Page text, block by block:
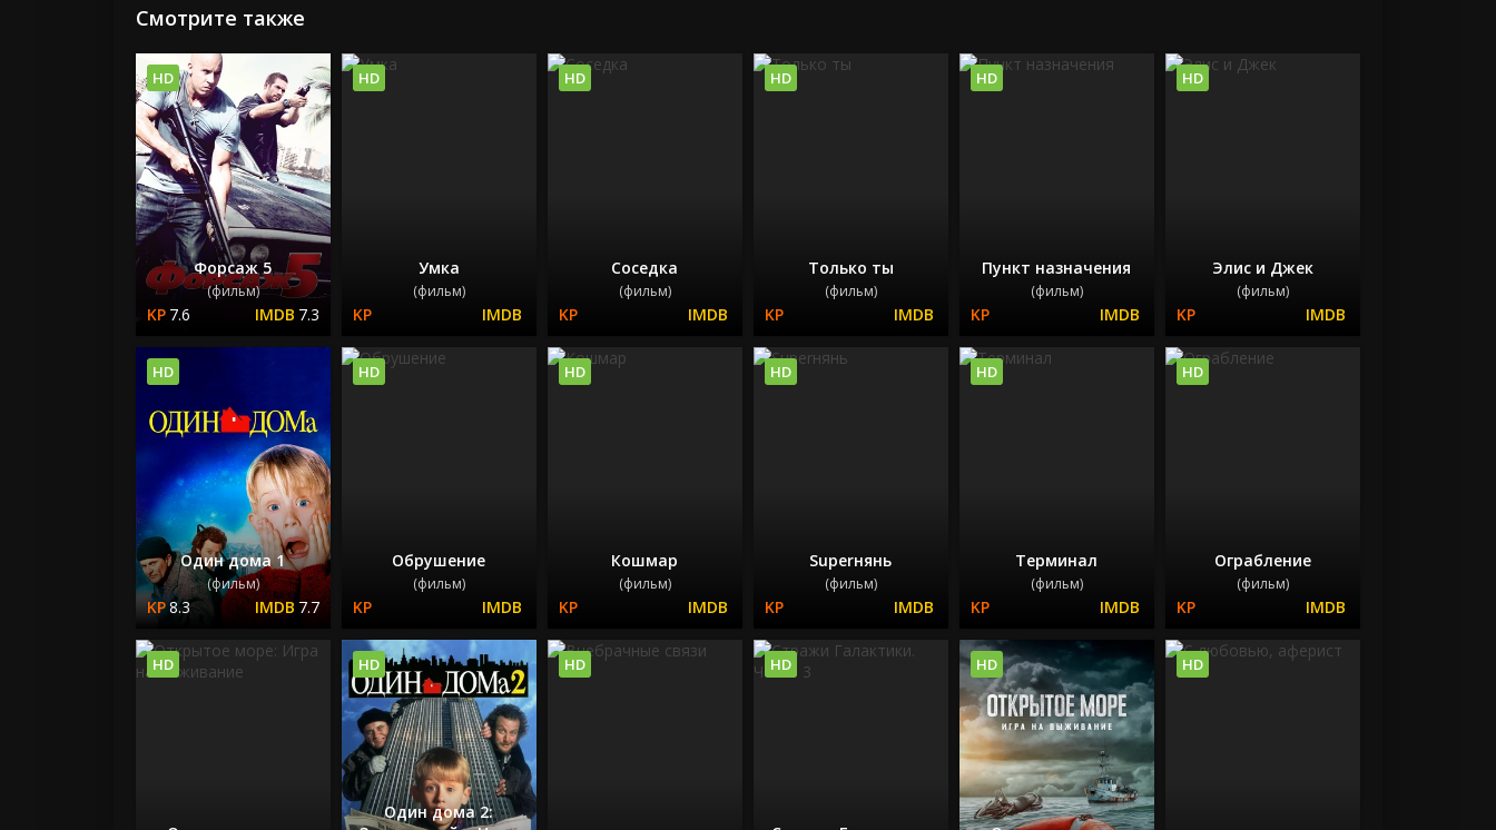
Смотрите также
Форсаж 5
(фильм)
7.6 7.3
HD
Умка
(фильм)
HD
Соседка
(фильм)
HD
Только ты
(фильм)
HD
Пункт назначения
(фильм)
HD
Элис и Джек
(фильм)
HD
Один дома 1
(фильм)
8.3 7.7
HD
Обрушение
(фильм)
HD
Кошмар
(фильм)
HD
Superнянь
(фильм)
HD
Терминал
(фильм)
HD
Ограбление
(фильм)
HD
HD
Один дома 2:
HD HD HD HD HD